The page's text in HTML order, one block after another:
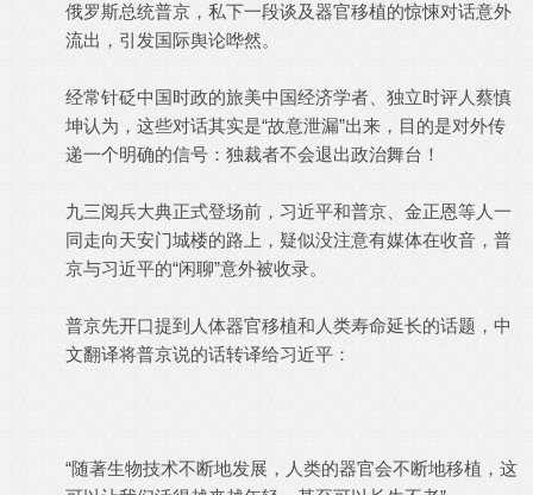
俄罗斯总统普京，私下一段谈及器官移植的惊悚对话意外
流出，引发国际舆论哗然。
经常针砭中国时政的旅美中国经济学者、独立时评人蔡慎
坤认为，这些对话其实是“故意泄漏”出来，目的是对外传
递一个明确的信号：独裁者不会退出政治舞台！
九三阅兵大典正式登场前，习近平和普京、金正恩等人一
同走向天安门城楼的路上，疑似没注意有媒体在收音，普
京与习近平的“闲聊”意外被收录。
普京先开口提到人体器官移植和人类寿命延长的话题，中
文翻译将普京说的话转译给习近平：
“随著生物技术不断地发展，人类的器官会不断地移植，这